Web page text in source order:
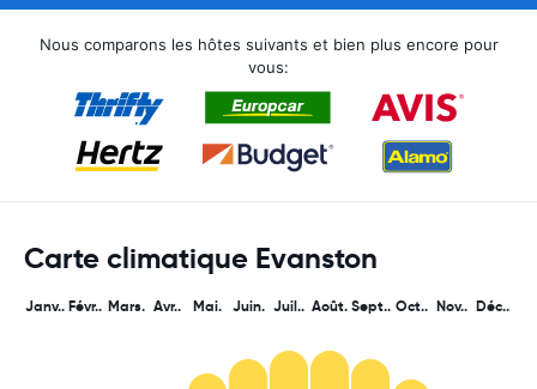
Nous comparons les hôtes suivants et bien plus encore pour
vous:
Carte climatique Evanston
Janv.. Févr.. Mars. Avr.. Mai. Juin. Juil.. Août. Sept.. Oct.. Nov.. Déc..